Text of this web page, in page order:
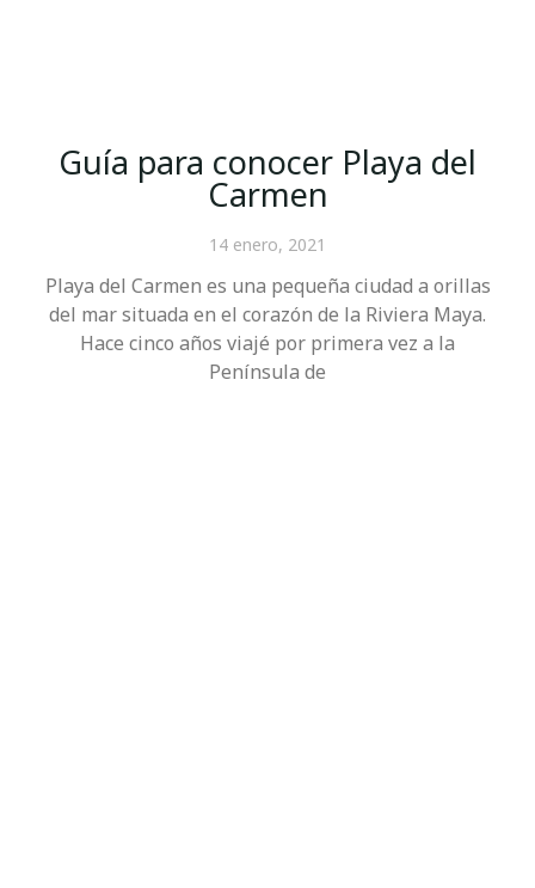
Guía para conocer Playa del
Carmen
14 enero, 2021
Playa del Carmen es una pequeña ciudad a orillas
del mar situada en el corazón de la Riviera Maya.
Hace cinco años viajé por primera vez a la
Península de